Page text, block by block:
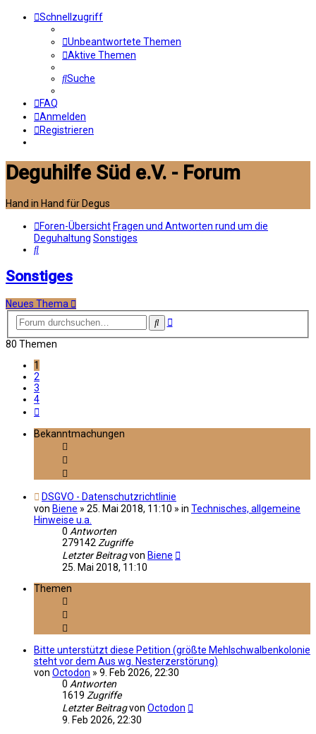
Schnellzugriff
Unbeantwortete Themen
Aktive Themen
Suche
FAQ
Anmelden
Registrieren
Deguhilfe Süd e.V. - Forum
Hand in Hand für Degus
Foren-ÜbersichtFragen und Antworten rund um die
Deguhaltung Sonstiges
Suche
Sonstiges
Neues Thema
SucheErweiterte
80 Themen
1
2
3
4
Bekanntmachungen
DSGVO - Datenschutzrichtlinie
von Biene » 25. Mai 2018, 11:10 » in Technisches, allgemeine
Hinweise u.a.
0 Antworten
279142 Zugriffe
Letzter Beitragvon Biene
25. Mai 2018, 11:10
Themen
Bitte unterstützt diese Petition (größte Mehlschwalbenkolonie
steht vor dem Aus wg. Nesterzerstörung)
von Octodon » 9. Feb 2026, 22:30
0 Antworten
1619 Zugriffe
Letzter Beitragvon Octodon
9. Feb 2026, 22:30